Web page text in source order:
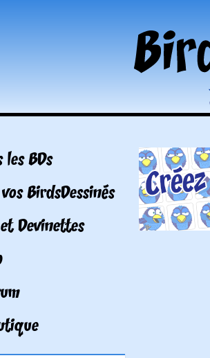
les BDs
BirdsDessinés
Devinettes